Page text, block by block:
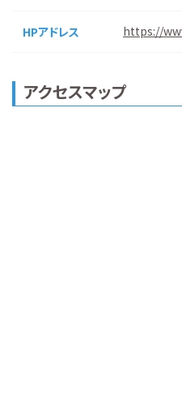
HPアドレス https://
アクセスマップ